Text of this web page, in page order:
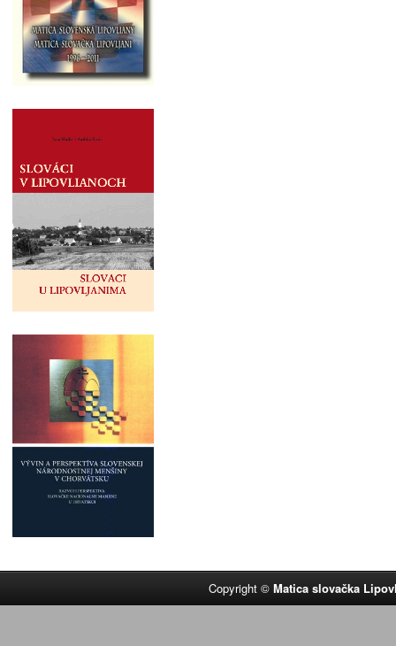
Copyright ©Matica slovačka